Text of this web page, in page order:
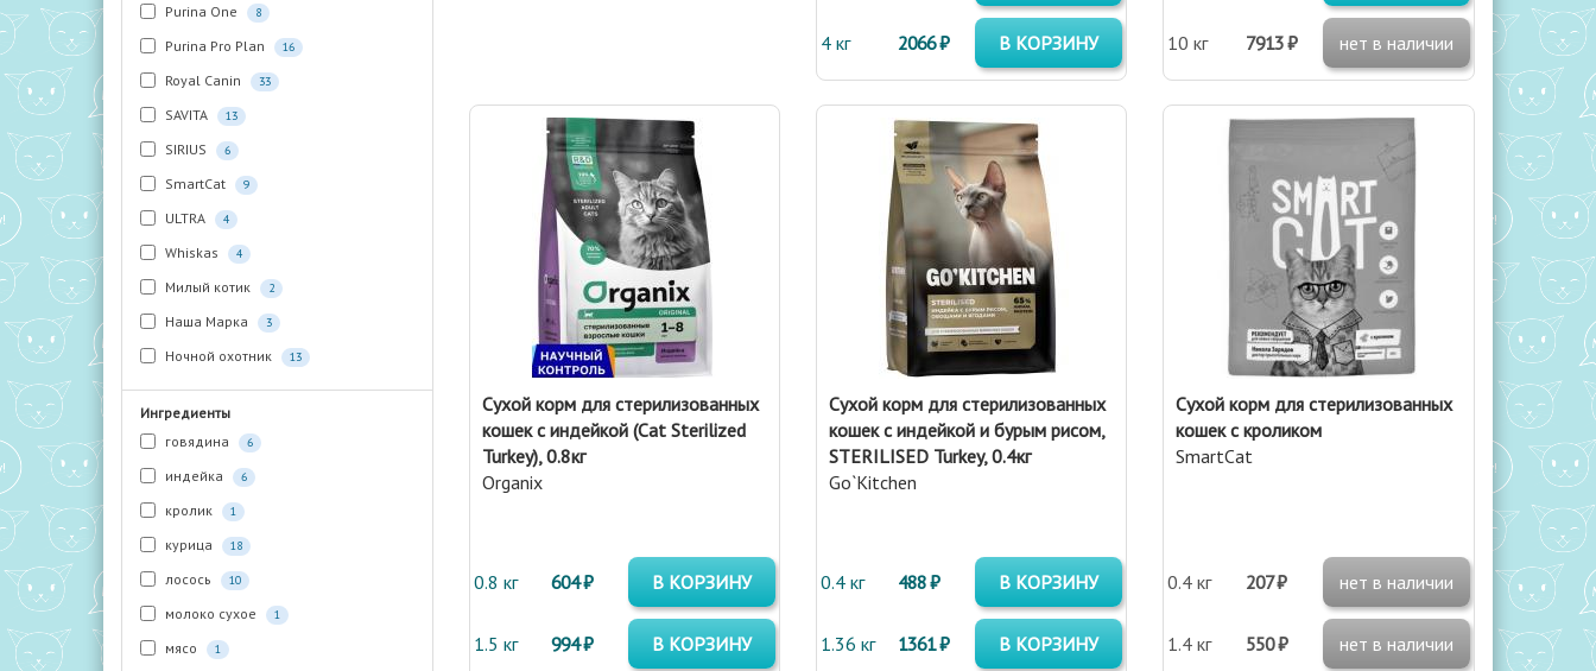
Purina One 8
Purina Pro Plan 16
Royal Canin 33
SAVITA 13
SIRIUS 6
SmartCat 9
ULTRA 4
Whiskas 4
Милый котик 2
Наша Марка 3
Ночной охотник 13
Ингредиенты
говядина
6
индейка 6
кролик 1
курица 18
лосось 10
молоко сухое 1
мясо 1
4 кг 2066 ₽ В КОРЗИНУ 10 кг 7913 ₽ нет в наличии
Сухой корм для стерилизованных
кошек с индейкой (Cat Sterilized
Turkey), 0.8кг
Organix
0.8 кг 604 ₽ В КОРЗИНУ
1.5 кг 994 ₽ В КОРЗИНУ
Сухой корм для стерилизованных
кошек с индейкой и бурым рисом,
STERILISED Turkey, 0.4кг
Go`Kitchen
0.4 кг 488 ₽ В КОРЗИНУ
1.36 кг 1361 ₽ В КОРЗИНУ
Сухой корм для стерилизованных
кошек с кроликом
SmartCat
0.4 кг 207 ₽ нет в наличии
1.4 кг 550 ₽ нет в наличии